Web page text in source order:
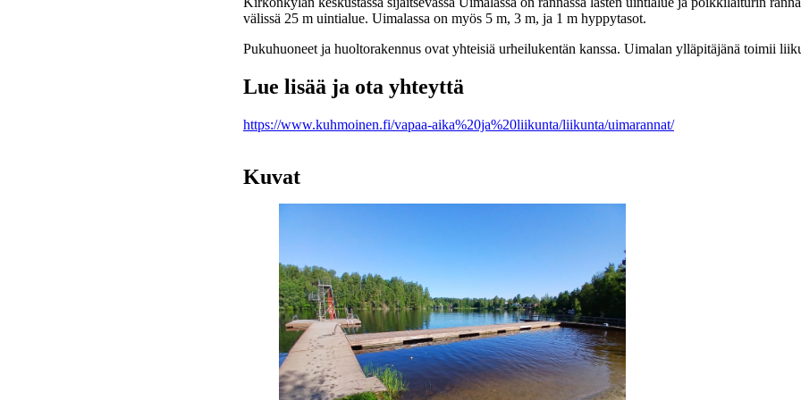
välissä 25 m uintialue. Uimalassa on myös 5 m, 3 m, ja 1 m hyppytasot.
Pukuhuoneet ja huoltorakennus ovat yhteisiä urheilukentän kanssa. Uimalan ylläpitäjänä toimii
Lue lisää ja ota yhteyttä
https://www.kuhmoinen.fi/vapaa-aika%20ja%20liikunta/liikunta/uimarannat/
Kuvat